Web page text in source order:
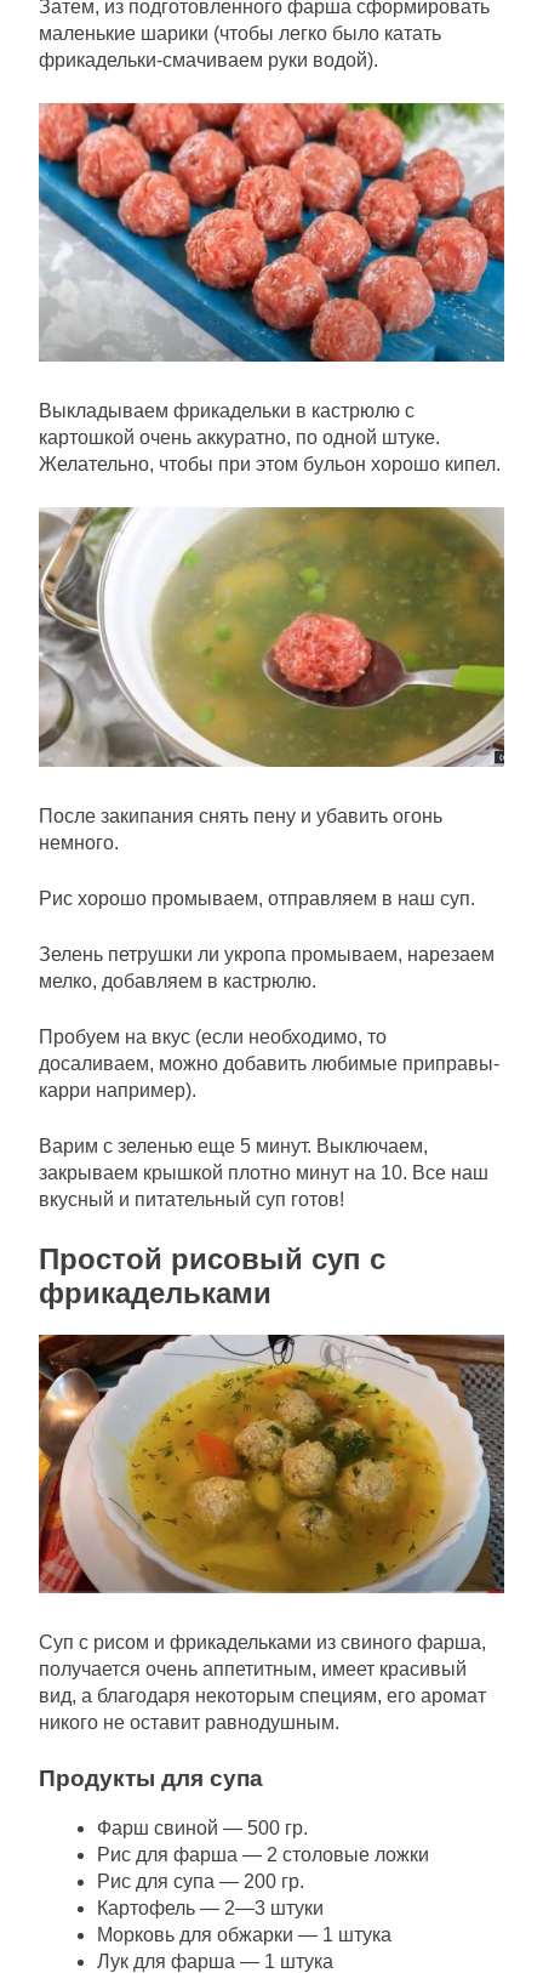
Затем, из подготовленного фарша сформировать
маленькие шарики (чтобы легко было катать
фрикадельки-смачиваем руки водой).
Выкладываем фрикадельки в кастрюлю с
картошкой очень аккуратно, по одной штуке.
Желательно, чтобы при этом бульон хорошо кипел.
После закипания снять пену и убавить огонь
немного.
Рис хорошо промываем, отправляем в наш суп.
Зелень петрушки ли укропа промываем, нарезаем
мелко, добавляем в кастрюлю.
Пробуем на вкус (если необходимо, то
досаливаем, можно добавить любимые приправы-
карри например).
Варим с зеленью еще 5 минут. Выключаем,
закрываем крышкой плотно минут на 10. Все наш
вкусный и питательный суп готов!
Простой рисовый суп с
фрикадельками
Суп с рисом и фрикадельками из свиного фарша,
получается очень аппетитным, имеет красивый
вид, а благодаря некоторым специям, его аромат
никого не оставит равнодушным.
Продукты для супа
Фарш свиной — 500 гр.
Рис для фарша — 2 столовые ложки
Рис для супа — 200 гр.
Картофель — 2—3 штуки
Морковь для обжарки — 1 штука
Лук для фарша — 1 штука